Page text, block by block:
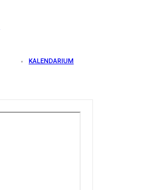
KALENDARIUM